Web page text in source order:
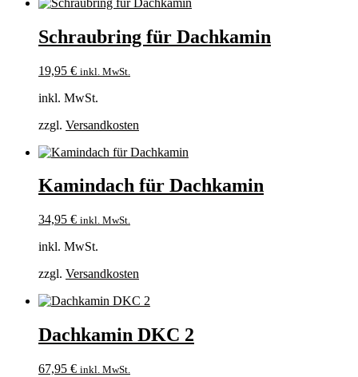
Schraubring für Dachkamin
19,95 € inkl. MwSt.
inkl. MwSt.
zzgl. Versandkosten
Kamindach für Dachkamin
34,95 € inkl. MwSt.
inkl. MwSt.
zzgl. Versandkosten
Dachkamin DKC 2
67,95 € inkl. MwSt.